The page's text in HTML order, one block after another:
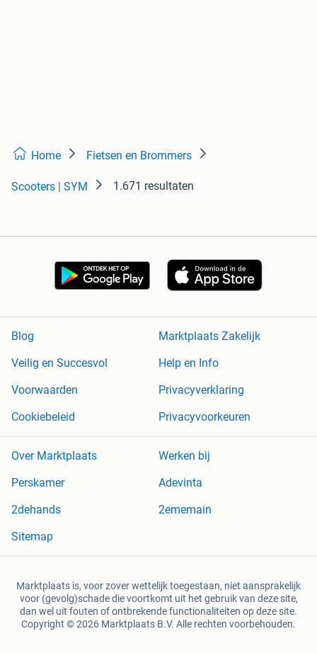
Home Fietsen en Brommers
Scooters | SYM 1.671 resultaten
Blog
Marktplaats Zakelijk
Veilig en Succesvol
Help en Info
Voorwaarden
Privacyverklaring
Cookiebeleid
Privacyvoorkeuren
Over Marktplaats
Werken bij
Perskamer
Adevinta
2dehands
2ememain
Sitemap
Marktplaats is, voor zover wettelijk toegestaan, niet aansprakelijk
voor (gevolg)schade die voortkomt uit het gebruik van deze site,
dan wel uit fouten of ontbrekende functionaliteiten op deze site.
Copyright © 2026 Marktplaats B.V. Alle rechten voorbehouden.